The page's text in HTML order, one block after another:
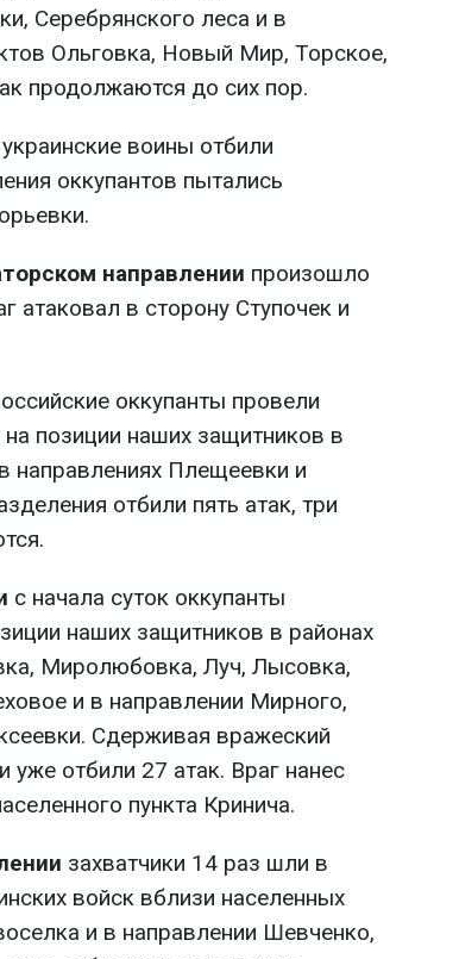
Серебрянского леса и в
Ольговка, Новый Мир, Торское,
продолжаются до сих пор.
украинские воины отбили
оккупантов пытались
направлении произошло
атаковал в сторону Ступочек и
оккупанты провели
позиции наших защитников в
направлениях Плещеевки и
отбили пять атак, три
с начала суток оккупанты
наших защитников в районах
Миролюбовка, Луч, Лысовка,
и в направлении Мирного,
Сдерживая вражеский
уже отбили 27 атак. Враг нанес
пункта Кринича.
захватчики 14 раз шли в
войск вблизи населенных
и в направлении Шевченко,